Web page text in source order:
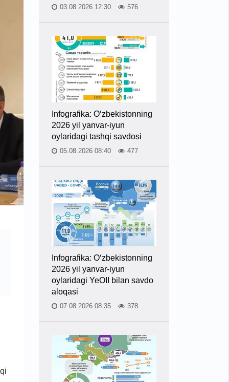
03.08.2026 12:30 576
Infografika: O‘zbekistonning
2026 yil yanvar-iyun
oylaridagi tashqi savdosi
05.08.2026 08:40 477
Infografika: O‘zbekistonning
2026 yil yanvar-iyun
oylaridagi YeOII bilan savdo
aloqasi
07.08.2026 08:35 378